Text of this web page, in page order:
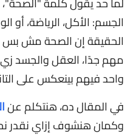
الجسم: الأكل، الرياضة، أو
الحقيقة إن الصحة مش بس
مهم جدًا، العقل والجسد زي
واحد فيهم بينعكس على
في المقال ده، هنتكلم عن
وكمان هنشوف إزاي نقدر